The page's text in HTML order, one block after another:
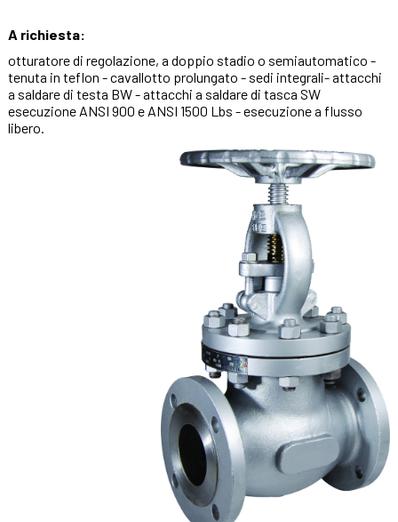
A richiesta:
otturatore di regolazione, a doppio stadio o semiautomatico -
tenuta in teflon - cavallotto prolungato - sedi integrali- attacchi
a saldare di testa BW - attacchi a saldare di tasca SW
esecuzione ANSI 900 e ANSI 1500 Lbs - esecuzione a flusso
libero.